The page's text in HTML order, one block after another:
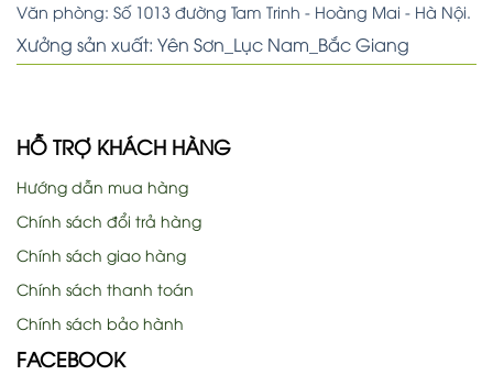
Văn phòng: Số 1013 đường Tam Trinh - Hoàng Mai - Hà Nội.
Xưởng sản xuất: Yên Sơn_Lục Nam_Bắc Giang
HỖ TRỢ KHÁCH HÀNG
Hướng dẫn mua hàng
Chính sách đổi trả hàng
Chính sách giao hàng
Chính sách thanh toán
Chính sách bảo hành
FACEBOOK